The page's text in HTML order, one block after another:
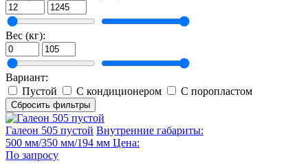
Вес (кг):
Вариант:
Пустой
С кондиционером С поропластом
Сбросить фильтры
Галеон 505 пустой Внутренние габариты:
500 мм/350 мм/194 мм Цена:
По запросу